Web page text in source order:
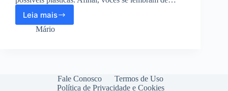
Leia maisAplicativo
para
casa
Mário
Fale Conosco
Termos de Uso
Política de Privacidade e Cookies